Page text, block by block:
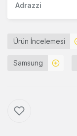
Adrazzi
Ürün İncelemesi
Samsung